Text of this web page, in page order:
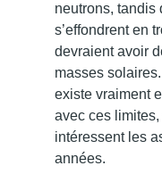
neutrons, tandis
s’effondrent en
devraient avoir
masses
existe vraiment
avec ces
intéressent les
années.